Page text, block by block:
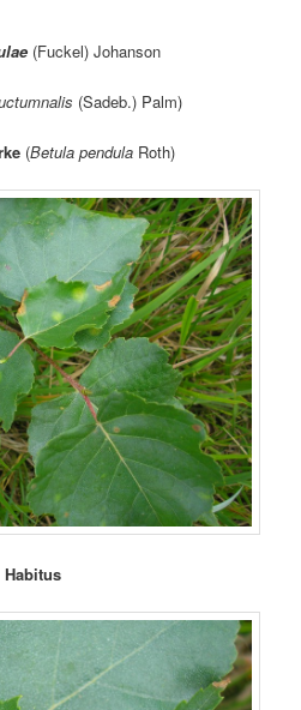
(Fuckel) Johanson
(Sadeb.) Palm)
(Betula pendulaRoth)
Habitus